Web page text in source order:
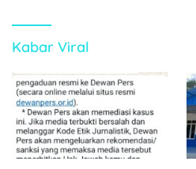
Kabar Viral